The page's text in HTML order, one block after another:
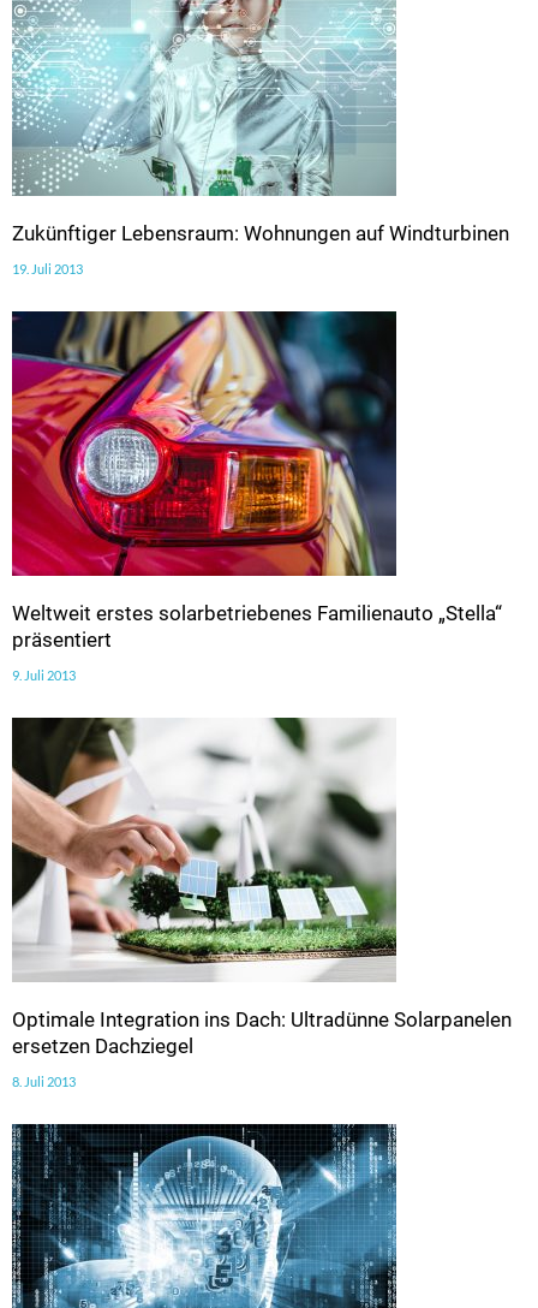
Zukünftiger Lebensraum: Wohnungen auf Windturbinen
19. Juli 2013
Weltweit erstes solarbetriebenes Familienauto „Stella“
präsentiert
9. Juli 2013
Optimale Integration ins Dach: Ultradünne Solarpanelen
ersetzen Dachziegel
8. Juli 2013